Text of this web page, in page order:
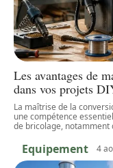
Les avantages de
dans vos projets
La maîtrise de la
une compétence
de bricolage, notamment
Equipement 4